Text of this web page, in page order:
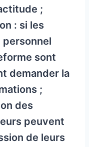
;
: si les
personnel
sont
demander la
;
des
peuvent
de leurs